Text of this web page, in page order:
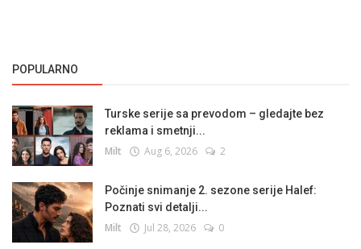
POPULARNO
Turske serije sa prevodom – gledajte bez
reklama i smetnji...
Milt Aug 6, 2026 2
Počinje snimanje 2. sezone serije Halef:
Poznati svi detalji...
Milt Jul 28, 2026 0